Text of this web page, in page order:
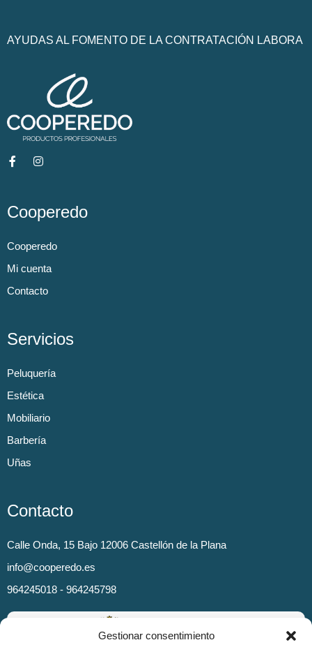
Gestionar consentimiento
AYUDAS AL FOMENTO DE LA CONTRATACIÓN LABORA
Cooperedo
Cooperedo
Mi cuenta
Contacto
Servicios
Peluquería
Estética
Mobiliario
Barbería
Uñas
Contacto
Calle Onda, 15 Bajo 12006 Castellón de la Plana
info@cooperedo.es
964245018 - 964245798